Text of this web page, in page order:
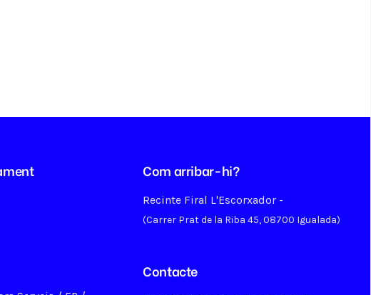
Com arribar-hi?
Recinte Firal L'Escorxador -
(Carrer Prat de la Riba 45, 08700 Igualada)
Contacte